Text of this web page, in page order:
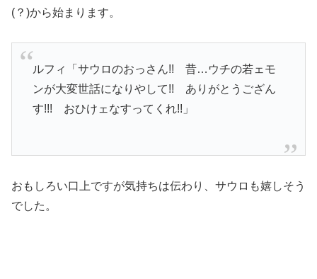
(？)から始まります。
ルフィ「サウロのおっさん!! 昔…ウチの若ェモ
ンが大変世話になりやして!! ありがとうござん
す!!! おひけェなすってくれ!!」
おもしろい口上ですが気持ちは伝わり、サウロも嬉しそう
でした。